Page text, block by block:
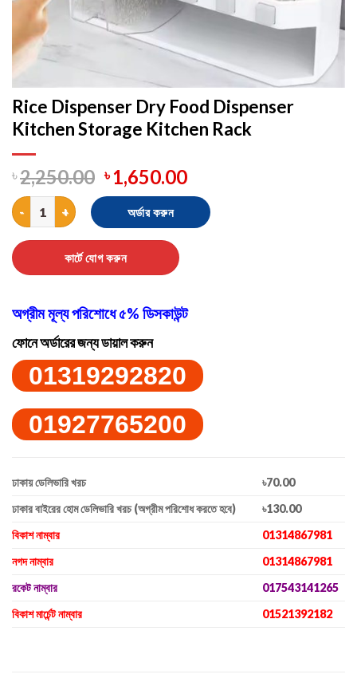
Rice Dispenser Dry Food Dispenser
Kitchen Storage Kitchen Rack
৳2,250.00 ৳ 1,650.00
Rice Dispenser Dry Food Dispenser Kitchen Storage Kitchen
অর্ডার করুন
কার্টে যোগ করুন
অগ্রীম মূল্য পরিশোধে ৫% ডিসকাউন্ট
ফোনে অর্ডারের জন্য ডায়াল করুন
01319292820
01927765200
ঢাকায় ডেলিভারি খরচ
৳70.00
ঢাকার বাইরের হোম ডেলিভারি খরচ (অগ্রীম পরিশোধ করতে হবে)
৳130.00
বিকাশ নাম্বার
01314867981
নগদ নাম্বার
01314867981
রকেট নাম্বার
017543141265
বিকাশ মার্চেন্ট নাম্বার
01521392182